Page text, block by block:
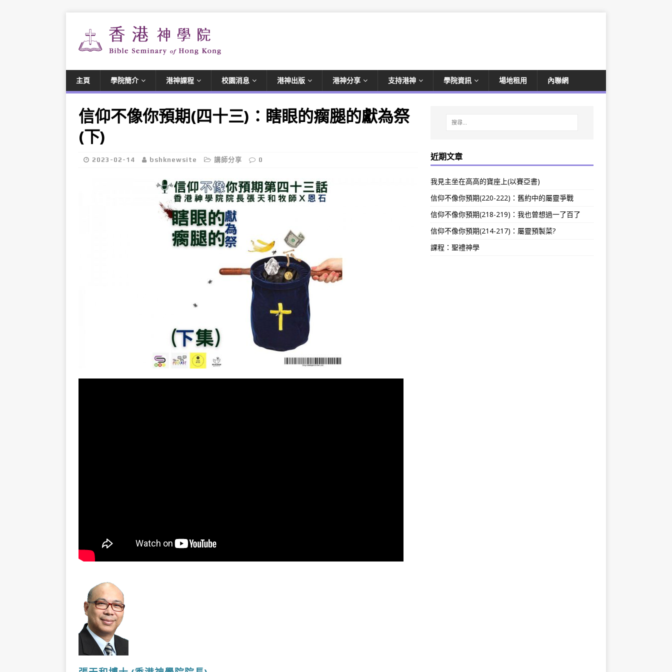
主頁 學院簡介 港神課程 校園消息 港神出版 港神分享 支持港神 學院資訊 場地租用 內聯網
信仰不像你預期(四十三)：瞎眼的瘸腿的獻為祭
(下)
2023-02-14 bshknewsite 講師分享 0 近期文章
我見主坐在高高的寶座上(以賽亞書)
信仰不像你預期(220-222)：舊約中的屬靈爭戰
信仰不像你預期(218-219)：我也曾想過一了百了
信仰不像你預期(214-217)：屬靈預製菜?
課程：聖禮神學